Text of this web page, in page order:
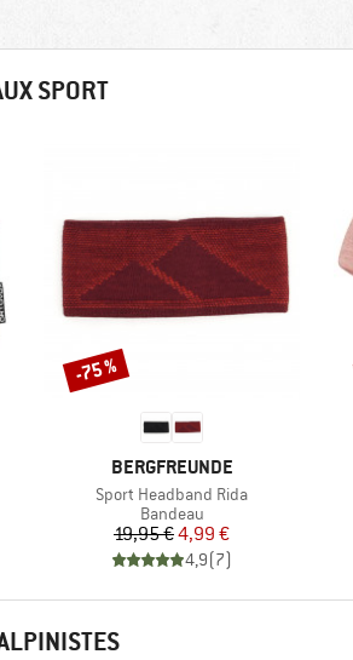
SPORT
MARQUE
BERGFREUNDE
Article
Sport Headband Rida
Product group
Bandeau
Prix
19,95 €Prix réduit
4,99 €
4,9(7)
Remise
-75 %